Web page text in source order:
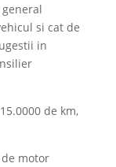
si cat de
in
de km,
motor